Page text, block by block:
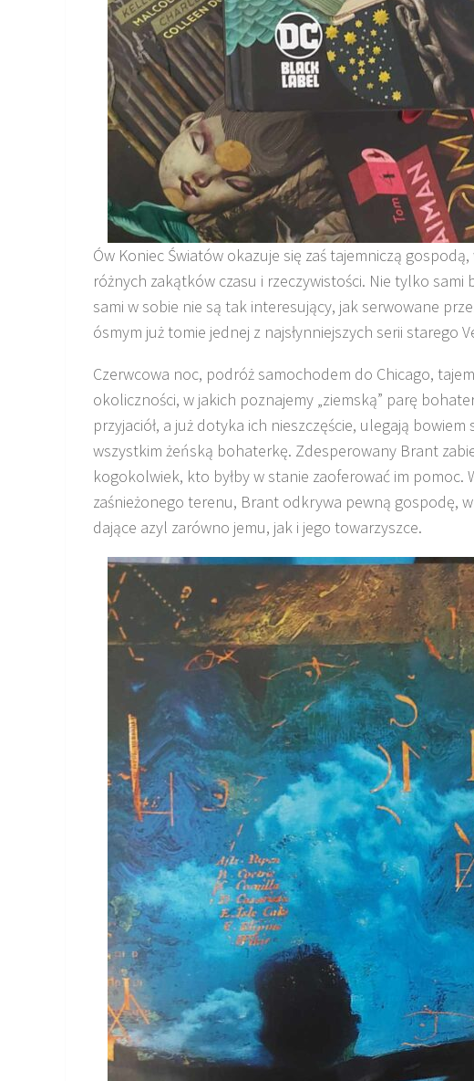
Ów Koniec Światów okazuje się zaś tajemniczą
różnych zakątków czasu i rzeczywistości. Nie tylko
sami w sobie nie są tak interesujący, jak serwowane
ósmym już tomie jednej z najsłynniejszych serii starego
Czerwcowa noc, podróż samochodem do Chicago,
okoliczności, w jakich poznajemy „ziemską” parę
przyjaciół, a już dotyka ich nieszczęście, ulegają
wszystkim żeńską bohaterkę. Zdesperowany Brant
kogokolwiek, kto byłby w stanie zaoferować im
zaśnieżonego terenu, Brant odkrywa pewną gospodę,
dające azyl zarówno jemu, jak i jego towarzyszce.